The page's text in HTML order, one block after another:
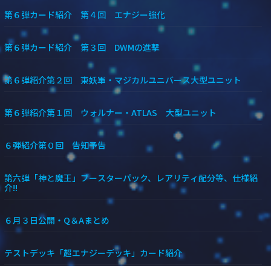
第６弾カード紹介 第４回 エナジー強化
第６弾カード紹介 第３回 DWMの進撃
第６弾紹介第２回 東妖軍・マジカルユニバース大型ユニット
第６弾紹介第１回 ウォルナー・ATLAS 大型ユニット
６弾紹介第０回 告知予告
第六弾「神と魔王」ブースターパック、レアリティ配分等、仕様紹
介!!
６月３日公開・Q＆Aまとめ
テストデッキ「超エナジーデッキ」カード紹介